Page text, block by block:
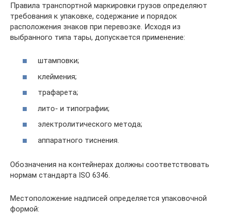
Правила транспортной маркировки грузов определяют
требования к упаковке, содержание и порядок
расположения знаков при перевозке. Исходя из
выбранного типа тары, допускается применение:
штамповки;
клеймения;
трафарета;
лито- и типографии;
электролитического метода;
аппаратного тиснения.
Обозначения на контейнерах должны соответствовать
нормам стандарта ISO 6346.
Местоположение надписей определяется упаковочной
формой: